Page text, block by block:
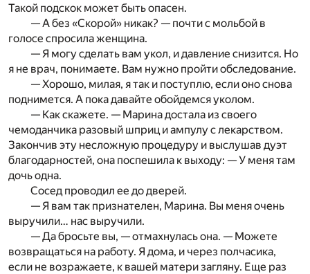
Такой подскок может быть опасен.
— А без «Скорой» никак? — почти с мольбой в
голосе спросила женщина.
— Я могу сделать вам укол, и давление снизится. Но
я не врач, понимаете. Вам нужно пройти обследование.
— Хорошо, милая, я так и поступлю, если оно снова
поднимется. А пока давайте обойдемся уколом.
— Как скажете. — Марина достала из своего
чемоданчика разовый шприц и ампулу с лекарством.
Закончив эту несложную процедуру и выслушав дуэт
благодарностей, она поспешила к выходу: — У меня там
дочь одна.
Сосед проводил ее до дверей.
— Я вам так признателен, Марина. Вы меня очень
выручили… нас выручили.
— Да бросьте вы, — отмахнулась она. — Можете
возвращаться на работу. Я дома, и через полчасика,
если не возражаете, к вашей матери загляну. Еще раз